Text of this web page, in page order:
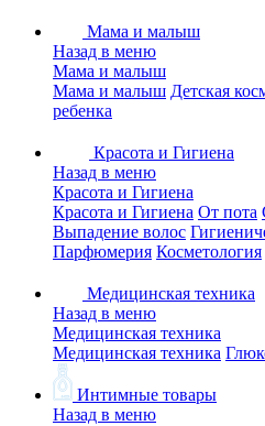
Мама и малыш
Назад в меню
Мама и малыш
Мама и малыш Детская
ребенка
Красота и Гигиена
Назад в меню
Красота и Гигиена
Красота и Гигиена От пота
Выпадение волос
Парфюмерия Косметология
Медицинская техника
Назад в меню
Медицинская техника
Медицинская техника
Интимные товары
Назад в меню